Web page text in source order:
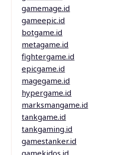
gamemage.id
gameepic.id
botgame.id
metagame.id
fightergame.id
epicgame.id
magegame.id
hypergame.id
marksmangame.id
tankgame.id
tankgaming.id
gamestanker.id